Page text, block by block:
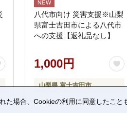
八代市向け 災害支援※山梨
県富士吉田市による八代市
への支援【返礼品なし】
1,000円
山梨県 富士吉田市
場合、Cookieの利用に同意したこと